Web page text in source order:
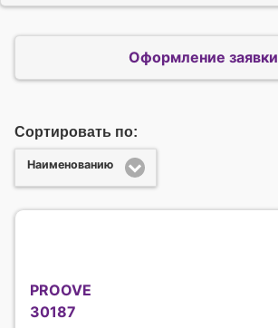
Оформление заявки
Сортировать по:
Наименованию
PROOVE
30187